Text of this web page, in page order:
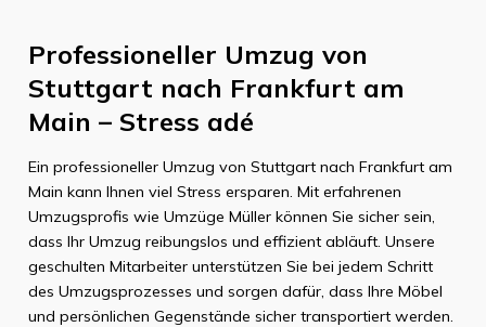
Professioneller Umzug von
Stuttgart nach Frankfurt am
Main – Stress adé
Ein professioneller Umzug von Stuttgart nach Frankfurt am
Main kann Ihnen viel Stress ersparen. Mit erfahrenen
Umzugsprofis wie Umzüge Müller können Sie sicher sein,
dass Ihr Umzug reibungslos und effizient abläuft. Unsere
geschulten Mitarbeiter unterstützen Sie bei jedem Schritt
des Umzugsprozesses und sorgen dafür, dass Ihre Möbel
und persönlichen Gegenstände sicher transportiert werden.